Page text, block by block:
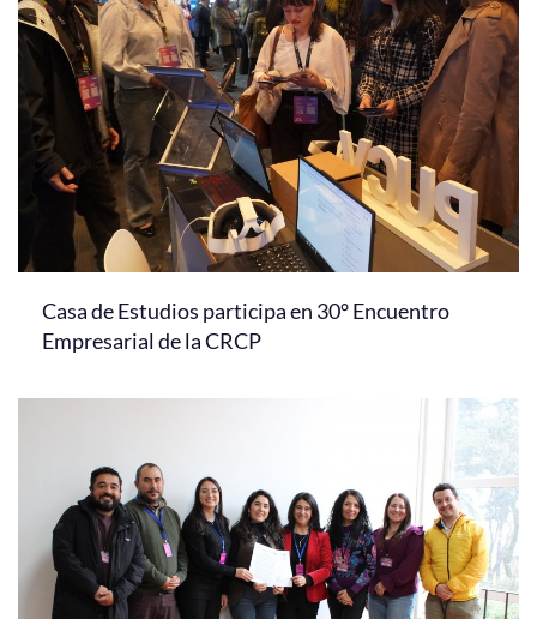
Casa de Estudios participa en 30° Encuentro
Empresarial de la CRCP